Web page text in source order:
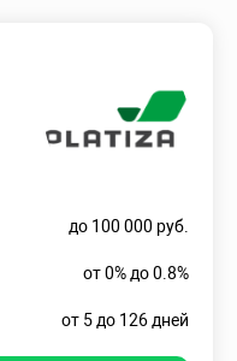
до 100 000 руб.
от 0% до 0.8%
от 5 до 126 дней